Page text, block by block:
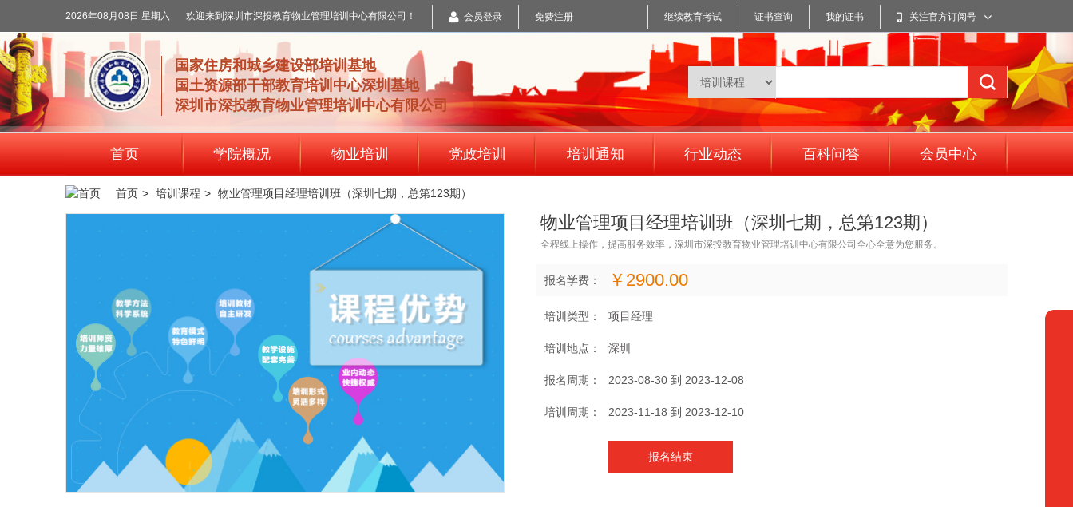
2026年08月08日 星期六 欢迎来到深圳市深投教育物业管理培训中心有限公司！ 会员登录 免费注册 继续教育考试 证书查询 我的证书 关注官方订阅号
国家住房和城乡建设部培训基地
国土资源部干部教育培训中心深圳基地
深圳市深投教育物业管理培训中心有限公司
首页 学院概况 物业培训 党政培训 培训通知 行业动态 百科问答 会员中心
首页 > 培训课程 > 物业管理项目经理培训班（深圳七期，总第123期）
物业管理项目经理培训班（深圳七期，总第123期）
全程线上操作，提高服务效率，深圳市深投教育物业管理培训中心有限公司全心全意为您服务。
报名学费： ￥2900.00
培训类型： 项目经理
培训地点： 深圳
报名周期： 2023-08-30 到 2023-12-08
培训周期： 2023-11-18 到 2023-12-10
报名结束